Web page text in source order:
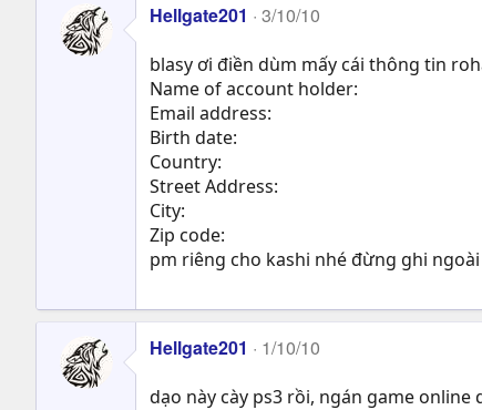
Hellgate201 3/10/10
blasy ơi điền dùm mấy cái thông tin
Name of account holder:
Email address:
Birth date:
Country:
Street Address:
City:
Zip code:
pm riêng cho kashi nhé đừng ghi
Hellgate201 1/10/10
dạo này cày ps3 rồi, ngán game online